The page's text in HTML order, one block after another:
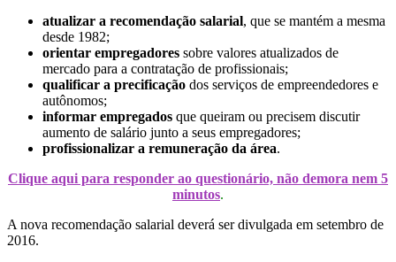
atualizar a recomendação salarial, que se mantém a mesma
desde 198​2;
orientar empregadores sobre valores atualizados de
mercado para a contratação de profissionais;
qualificar a precificação dos serviços de empreendedores e
autônomos;
informar empregados que queiram ou precisem discutir
aumento de salário junto a seus empregadores;
profissionalizar a remuneração da área.
Clique aqui para responder ao questionário, não demora nem 5
minutos.
A nova recomendação salarial deverá ser divulgada em setembro de
2016.